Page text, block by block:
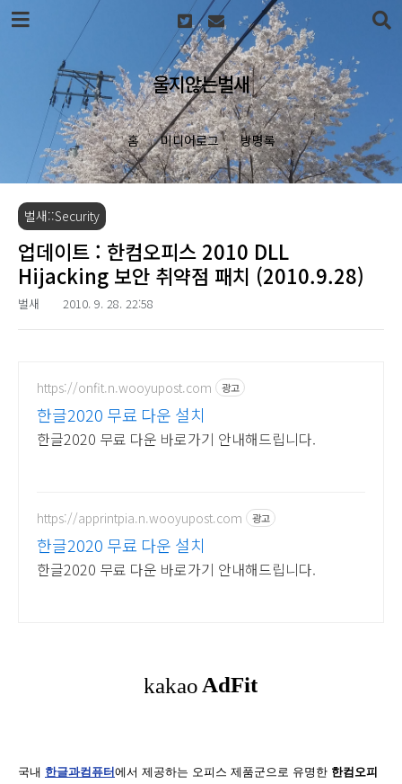
본문 바로가기
울지않는벌새
홈 미디어로그 방명록
벌새::Security
업데이트 : 한컴오피스 2010 DLL
Hijacking 보안 취약점 패치 (2010.9.28)
벌새 2010. 9. 28. 22:58
https://onfit.n.wooyupost.com 광고
한글2020 무료 다운 설치
한글2020 무료 다운 바로가기 안내해드립니다.
https://apprintpia.n.wooyupost.com 광고
한글2020 무료 다운 설치
한글2020 무료 다운 바로가기 안내해드립니다.
국내 한글과컴퓨터 에서 제공하는 오피스 제품군으로 유명한 한컴오피